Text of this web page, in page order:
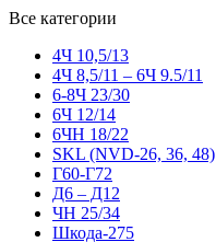
Все категории
4Ч 10,5/13
4Ч 8,5/11 – 6Ч 9.5/11
6-8Ч 23/30
6Ч 12/14
6ЧН 18/22
SKL (NVD-26, 36, 48)
Г60-Г72
Д6 – Д12
ЧН 25/34
Шкода-275